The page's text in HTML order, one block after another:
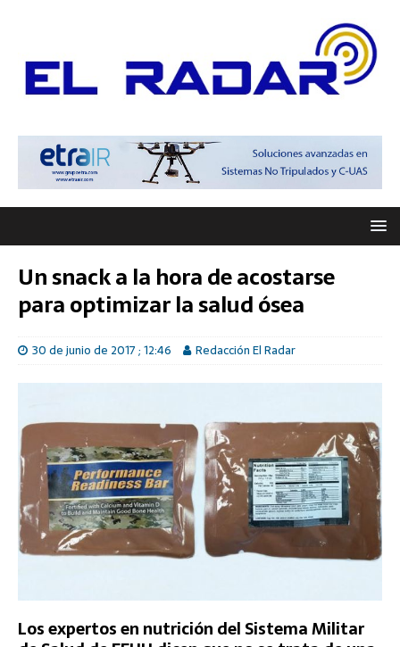
Un snack a la hora de acostarse
para optimizar la salud ósea
30 de junio de 2017 ; 12:46 Redacción El Radar
Los expertos en nutrición del Sistema Militar